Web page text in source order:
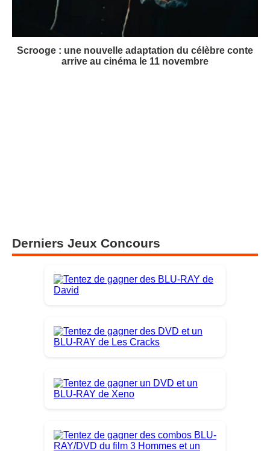
Scrooge : une nouvelle adaptation du célèbre conte
arrive au cinéma le 11 novembre
Derniers Jeux Concours